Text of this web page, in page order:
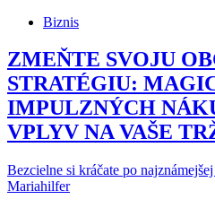
Biznis
ZMEŇTE SVOJU
STRATÉGIU:
IMPULZNÝCH
VPLYV NA VAŠE
Bezcielne si kráčate po
Mariahilfer